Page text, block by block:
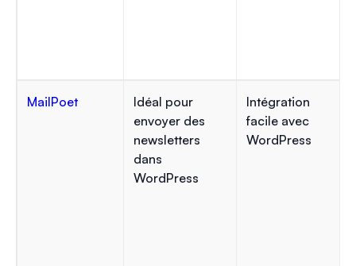
MailPoet
Idéal pour
envoyer des
newsletters
dans
WordPress
Intégration
facile avec
WordPress